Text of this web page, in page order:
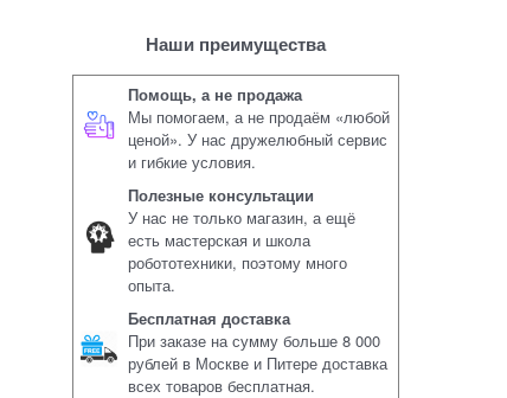
Наши преимущества
Помощь, а не продажа
Мы помогаем, а не продаём «любой
ценой». У нас дружелюбный сервис
и гибкие условия.
Полезные консультации
У нас не только магазин, а ещё
есть мастерская и школа
робототехники, поэтому много
опыта.
Бесплатная доставка
При заказе на сумму больше 8 000
рублей в Москве и Питере доставка
всех товаров бесплатная.